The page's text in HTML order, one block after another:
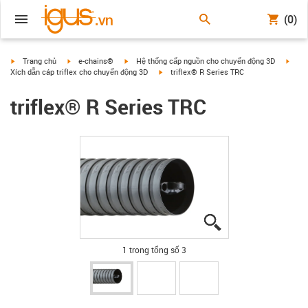
(0)
igus-icon-arrow-right
Trang chủ igus-icon-arrow-right
e-chains® igus-icon-arrow-right
Hệ thống cấp nguồn cho chuyển động 3D
Xích dẫn cáp triflex cho chuyển động 3D
igus-icon-arrow-right
triflex® R Series TRC
triflex® R Series TRC
1 trong tổng số 3